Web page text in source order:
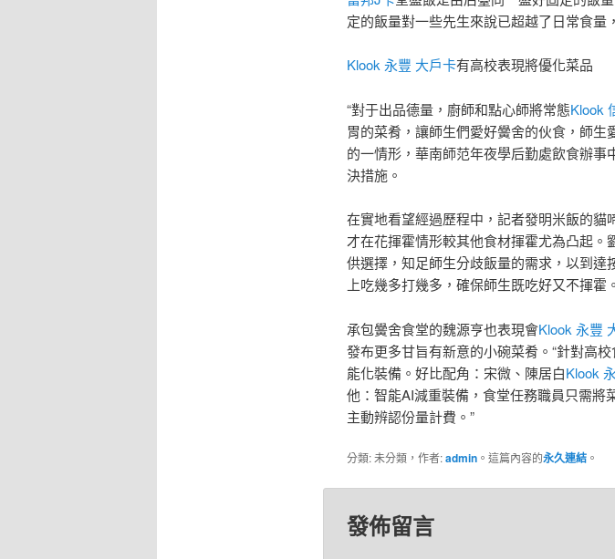
定的飯量對一些先生來說已超越了日常食量
Klook 永豐 大戶卡有高校表現將優化菜品
“對于出品德量，廚師和點心師將常態Klook
胃的菜肴，讓師生們愛好黌舍的伙食，師
的一情形，華南師范年夜學后勤處飲食辦事
決措施。
在實地看望經過歷程中，記者發明米飯的貓
才在花揮霍情形較其他食材揮霍尤為凸起
供選擇，知足師生分歧飯量的需求，以到
上吃幾多打幾多，確保師生既吃好又不揮霍。
承包黌舍食堂的魏源亨也表現會Klook 永豐
發布更多甘旨有新意的小碗菜肴。“針對高
能化裝備。好比配角：宋微、陳居白Klook
他：智能AI減重裝備，食堂任務職員只需
主動辨認份量計費。”
分類: 未分類，作者:admin。這篇內容的永久連結。
發佈留言